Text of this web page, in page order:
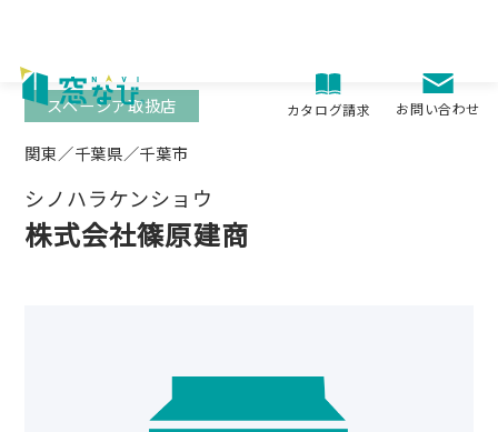
content
カタログ請求 お問い合わせ
関東／千葉県／千葉市
シノハラケンショウ
株式会社篠原建商
スペーシア取扱店